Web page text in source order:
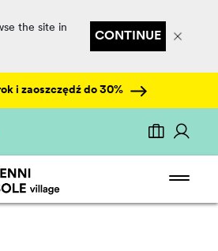
the site in
CONTINUE
i zaoszczędź do 30%